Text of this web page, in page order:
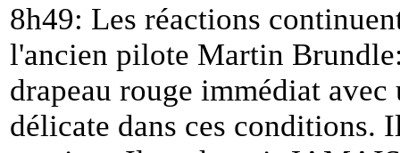
8h49: Les réactions
l'ancien pilote Martin
drapeau rouge immédiat
délicate dans ces conditions.